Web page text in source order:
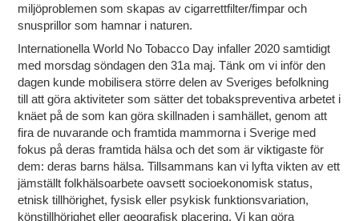
miljöproblemen som skapas av cigarrettfilter/fimpar och
snusprillor som hamnar i naturen.
Internationella World No Tobacco Day infaller 2020 samtidigt
med morsdag söndagen den 31a maj. Tänk om vi inför den
dagen kunde mobilisera större delen av Sveriges befolkning
till att göra aktiviteter som sätter det tobakspreventiva arbetet i
knäet på de som kan göra skillnaden i samhället, genom att
fira de nuvarande och framtida mammorna i Sverige med
fokus på deras framtida hälsa och det som är viktigaste för
dem: deras barns hälsa. Tillsammans kan vi lyfta vikten av ett
jämställt folkhälsoarbete oavsett socioekonomisk status,
etnisk tillhörighet, fysisk eller psykisk funktionsvariation,
könstillhörighet eller geografisk placering. Vi kan göra